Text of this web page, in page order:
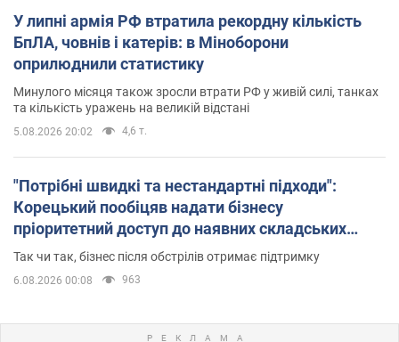
У липні армія РФ втратила рекордну кількість
БпЛА, човнів і катерів: в Міноборони
оприлюднили статистику
Минулого місяця також зросли втрати РФ у живій силі, танках
та кількість уражень на великій відстані
5.08.2026 20:02 4,6 т.
"Потрібні швидкі та нестандартні підходи":
Корецький пообіцяв надати бізнесу
пріоритетний доступ до наявних складських
приміщень
Так чи так, бізнес після обстрілів отримає підтримку
6.08.2026 00:08 963